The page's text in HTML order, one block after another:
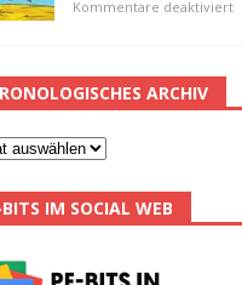
Kommentare deaktiviert
ARCHIV
IM SOCIAL WEB